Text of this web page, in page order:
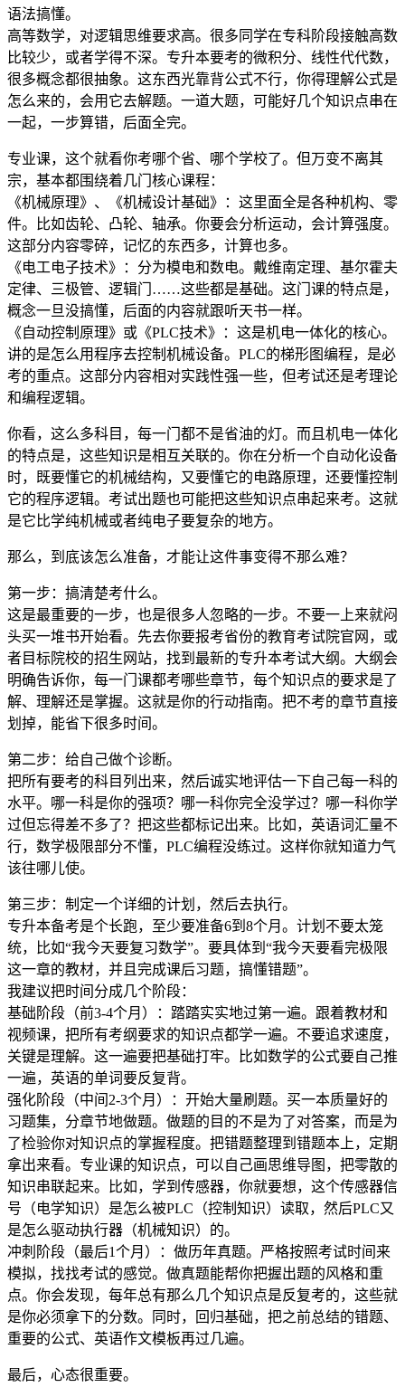
语法搞懂。
高等数学，对逻辑思维要求高。很多同学在专科阶段接触高数
比较少，或者学得不深。专升本要考的微积分、线性代代数，
很多概念都很抽象。这东西光靠背公式不行，你得理解公式是
怎么来的，会用它去解题。一道大题，可能好几个知识点串在
一起，一步算错，后面全完。
专业课，这个就看你考哪个省、哪个学校了。但万变不离其
宗，基本都围绕着几门核心课程：
《机械原理》、《机械设计基础》：这里面全是各种机构、零
件。比如齿轮、凸轮、轴承。你要会分析运动，会计算强度。
这部分内容零碎，记忆的东西多，计算也多。
《电工电子技术》：分为模电和数电。戴维南定理、基尔霍夫
定律、三极管、逻辑门……这些都是基础。这门课的特点是，
概念一旦没搞懂，后面的内容就跟听天书一样。
《自动控制原理》或《PLC技术》：这是机电一体化的核心。
讲的是怎么用程序去控制机械设备。PLC的梯形图编程，是必
考的重点。这部分内容相对实践性强一些，但考试还是考理论
和编程逻辑。
你看，这么多科目，每一门都不是省油的灯。而且机电一体化
的特点是，这些知识是相互关联的。你在分析一个自动化设备
时，既要懂它的机械结构，又要懂它的电路原理，还要懂控制
它的程序逻辑。考试出题也可能把这些知识点串起来考。这就
是它比学纯机械或者纯电子要复杂的地方。
那么，到底该怎么准备，才能让这件事变得不那么难？
第一步：搞清楚考什么。
这是最重要的一步，也是很多人忽略的一步。不要一上来就闷
头买一堆书开始看。先去你要报考省份的教育考试院官网，或
者目标院校的招生网站，找到最新的专升本考试大纲。大纲会
明确告诉你，每一门课都考哪些章节，每个知识点的要求是了
解、理解还是掌握。这就是你的行动指南。把不考的章节直接
划掉，能省下很多时间。
第二步：给自己做个诊断。
把所有要考的科目列出来，然后诚实地评估一下自己每一科的
水平。哪一科是你的强项？哪一科你完全没学过？哪一科你学
过但忘得差不多了？把这些都标记出来。比如，英语词汇量不
行，数学极限部分不懂，PLC编程没练过。这样你就知道力气
该往哪儿使。
第三步：制定一个详细的计划，然后去执行。
专升本备考是个长跑，至少要准备6到8个月。计划不要太笼
统，比如“我今天要复习数学”。要具体到“我今天要看完极限
这一章的教材，并且完成课后习题，搞懂错题”。
我建议把时间分成几个阶段：
基础阶段（前3-4个月）：踏踏实实地过第一遍。跟着教材和
视频课，把所有考纲要求的知识点都学一遍。不要追求速度，
关键是理解。这一遍要把基础打牢。比如数学的公式要自己推
一遍，英语的单词要反复背。
强化阶段（中间2-3个月）：开始大量刷题。买一本质量好的
习题集，分章节地做题。做题的目的不是为了对答案，而是为
了检验你对知识点的掌握程度。把错题整理到错题本上，定期
拿出来看。专业课的知识点，可以自己画思维导图，把零散的
知识串联起来。比如，学到传感器，你就要想，这个传感器信
号（电学知识）是怎么被PLC（控制知识）读取，然后PLC又
是怎么驱动执行器（机械知识）的。
冲刺阶段（最后1个月）：做历年真题。严格按照考试时间来
模拟，找找考试的感觉。做真题能帮你把握出题的风格和重
点。你会发现，每年总有那么几个知识点是反复考的，这些就
是你必须拿下的分数。同时，回归基础，把之前总结的错题、
重要的公式、英语作文模板再过几遍。
最后，心态很重要。